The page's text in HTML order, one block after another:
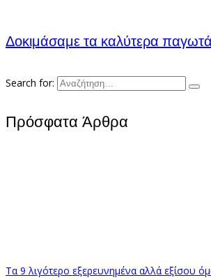
Δοκιμάσαμε τα καλύτερα
Search for:
Πρόσφατα Άρθρα
Τα 9 λιγότερο εξερευνημένα αλλά εξίσου